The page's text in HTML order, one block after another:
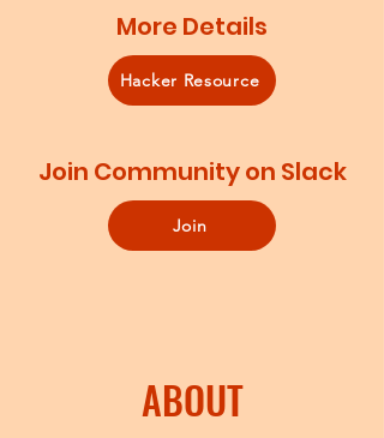
More Details
Hacker Resource
Join Community on Slack
Join
ABOUT